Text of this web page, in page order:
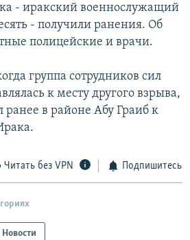
- иракский военнослужащий
- получили ранения. Об
полицейские и врачи.
группа сотрудников сил
к месту другого взрыва,
в районе Абу Граиб к
Читать без VPN Подпишитесь
Новости